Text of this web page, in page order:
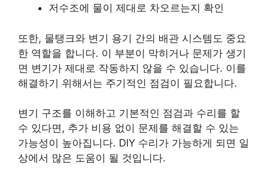
저수조에 물이 제대로 차오르는지 확인
또한, 물탱크와 변기 용기 간의 배관 시스템도 중요
한 역할을 합니다. 이 부분이 막히거나 문제가 생기
면 변기가 제대로 작동하지 않을 수 있습니다. 이를
해결하기 위해서는 주기적인 점검이 필요합니다.
변기 구조를 이해하고 기본적인 점검과 수리를 할
수 있다면, 추가 비용 없이 문제를 해결할 수 있는
가능성이 높아집니다. DIY 수리가 가능하게 되면 일
상에서 많은 도움이 될 것입니다.